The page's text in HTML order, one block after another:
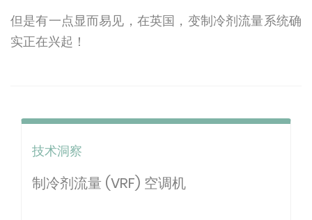
但是有一点显而易见，在英国，变制冷剂流量系统确
实正在兴起！
技术洞察
制冷剂流量 (VRF) 空调机